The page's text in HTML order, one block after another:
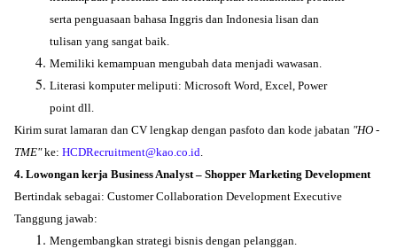
serta penguasaan bahasa Inggris dan Indonesia lisan dan
tulisan yang sangat baik.
Memiliki kemampuan mengubah data menjadi wawasan.
Literasi komputer meliputi: Microsoft Word, Excel, Power
point dll.
Kirim surat lamaran dan CV lengkap dengan pasfoto dan kode jabatan "HO -
TME"ke: HCDRecruitment@kao.co.id.
4. Lowongan kerja Business Analyst – Shopper Marketing Development
Bertindak sebagai: Customer Collaboration Development Executive
Tanggung jawab:
Mengembangkan strategi bisnis dengan pelanggan.